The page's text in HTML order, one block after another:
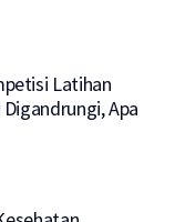
Latihan
Apa